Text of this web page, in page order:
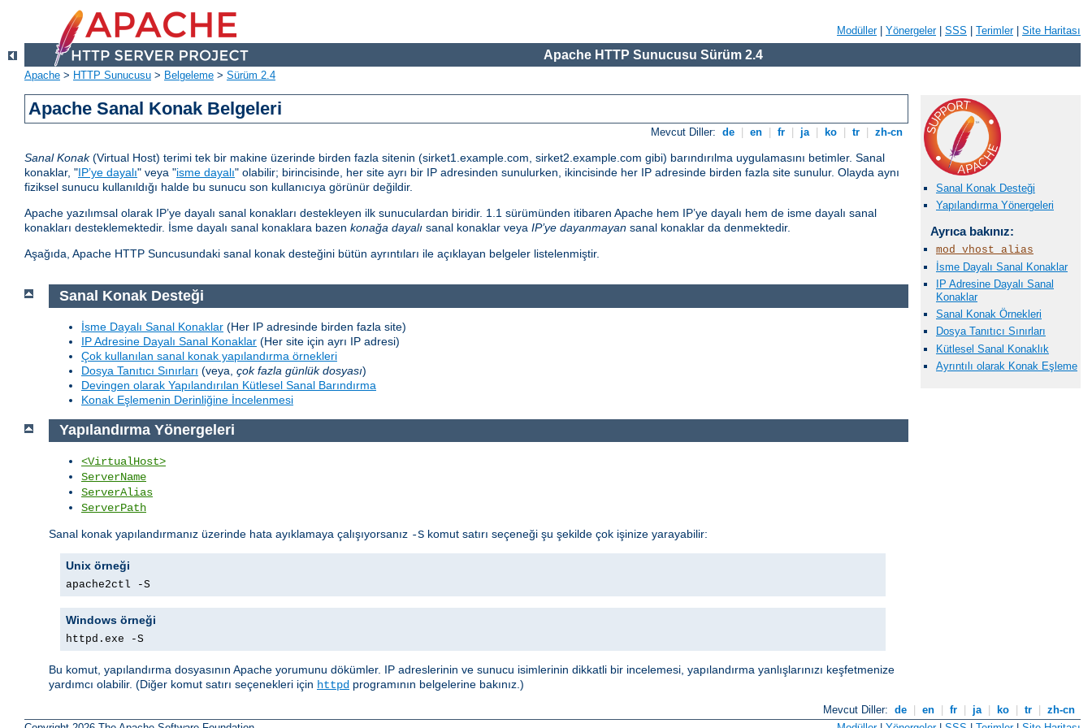
Modüller| Yönergeler| SSS Terimler| Site Haritası
Apache HTTP Sunucusu Sürüm 2.4
Apache > HTTP Sunucusu > Belgeleme > Sürüm 2.4
Apache Sanal Konak Belgeleri
Mevcut Diller: de en fr ja ko tr zh-cn
Sanal Konak(Virtual Host) terimi tek bir makine üzerinde birden fazla sitenin (sirket1.example.com, sirket2.example.com gibi) barındırılma uygulamasını betimler. Sanal
konaklar, "IP’ye dayalı" veya "isme dayalı" olabilir; birincisinde, her site ayrı bir IP adresinden sunulurken, ikincisinde her IP adresinde birden fazla site sunulur. Olayda aynı
fiziksel sunucu kullanıldığı halde bu sunucu son kullanıcıya görünür değildir.
Apache yazılımsal olarak IP’ye dayalı sanal konakları destekleyen ilk sunuculardan biridir. 1.1 sürümünden itibaren Apache hem IP’ye dayalı hem de isme dayalı sanal
konakları desteklemektedir. İsme dayalı sanal konaklara bazen konağa dayalı sanal konaklar veya IP’ye dayanmayan sanal konaklar da denmektedir.
Aşağıda, Apache HTTP Suncusundaki sanal konak desteğini bütün ayrıntıları ile açıklayan belgeler listelenmiştir.
Sanal Konak Desteği
Yapılandırma Yönergeleri
Ayrıca bakınız:
mod_vhost_alias
İsme Dayalı Sanal Konaklar
IP Adresine Dayalı Sanal
Konaklar
Sanal Konak Örnekleri
Dosya Tanıtıcı Sınırları
Kütlesel Sanal Konaklık
Ayrıntılı olarak Konak Eşleme
Sanal Konak Desteği
İsme Dayalı Sanal Konaklar (Her IP adresinde birden fazla site)
IP Adresine Dayalı Sanal Konaklar (Her site için ayrı IP adresi)
Çok kullanılan sanal konak yapılandırma örnekleri
Dosya Tanıtıcı Sınırları (veya, çok fazla günlük dosyası)
Devingen olarak Yapılandırılan Kütlesel Sanal Barındırma
Konak Eşlemenin Derinliğine İncelenmesi
Yapılandırma Yönergeleri
<VirtualHost>
ServerName
ServerAlias
ServerPath
Sanal konak yapılandırmanız üzerinde hata ayıklamaya çalışıyorsanız -S komut satırı seçeneği şu şekilde çok işinize yarayabilir:
Unix örneği
apache2ctl -S
Windows örneği
httpd.exe -S
Bu komut, yapılandırma dosyasının Apache yorumunu dökümler. IP adreslerinin ve sunucu isimlerinin dikkatli bir incelemesi, yapılandırma yanlışlarınızı keşfetmenize
yardımcı olabilir. (Diğer komut satırı seçenekleri için httpd programının belgelerine bakınız.)
Mevcut Diller: de en fr ja ko tr
zh-cn